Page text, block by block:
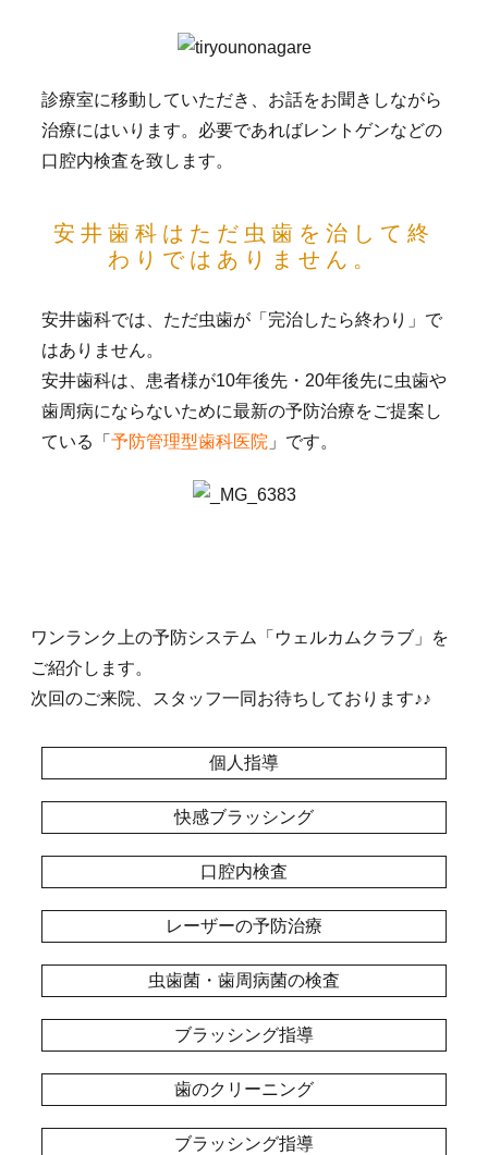
診療室に移動していただき、お話をお聞きしながら
治療にはいります。必要であればレントゲンなどの
口腔内検査を致します。
安井歯科はただ虫歯を治して終
わりではありません。
安井歯科では、ただ虫歯が「完治したら終わり」で
はありません。
安井歯科は、患者様が10年後先・20年後先に虫歯や
歯周病にならないために最新の予防治療をご提案し
ている「 予防管理型歯科医院 」です。
ワンランク上の予防システム「ウェルカムクラブ」を
ご紹介します。
次回のご来院、スタッフ一同お待ちしております♪♪
個人指導
快感ブラッシング
口腔内検査
レーザーの予防治療
虫歯菌・歯周病菌の検査
ブラッシング指導
歯のクリーニング
ブラッシング指導